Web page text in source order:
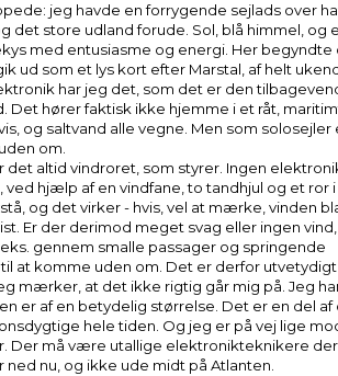
jeg havde en forrygende sejlads over
det store udland forude. Sol, blå himmel, og
med entusiasme og energi. Her begyndte
ud som et lys kort efter Marstal, af helt
har jeg det, som det er den
hører faktisk ikke hjemme i et råt,
og saltvand alle vegne. Men som solosejler
om.
altid vindroret, som styrer. Ingen
ved hjælp af en vindfane, to tandhjul og et ror i
og det virker - hvis, vel at mærke, vinden
Er der derimod meget svag eller ingen
gennem smalle passager og springende
at komme uden om. Det er derfor
mærker, at det ikke rigtig går mig på. Jeg
er af en betydelig størrelse. Det er en del af
hele tiden. Og jeg er på vej lige
Der må være utallige elektronikteknikere
ned nu, og ikke ude midt på Atlanten.